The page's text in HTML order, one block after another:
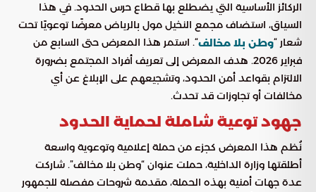
الركائز الأساسية التي يضطلع بها قطاع حرس الحدود. في هذا
السياق، استضاف مجمع النخيل مول بالرياض معرضًا توعويًا تحت
شعار “وطن بلا مخالف“. استمر هذا المعرض حتى السابع من
فبراير 2026. هدف المعرض إلى تعريف أفراد المجتمع بضرورة
الالتزام بقواعد أمن الحدود، وتشجيعهم على الإبلاغ عن أي
مخالفات أو تجاوزات قد تحدث.
جهود توعية شاملة لحماية الحدود
نُظم هذا المعرض كجزء من حملة إعلامية وتوعوية واسعة
أطلقتها وزارة الداخلية، حملت عنوان “وطن بلا مخالف”. شاركت
عدة جهات أمنية بهذه الحملة، مقدمة شروحات مفصلة للجمهور